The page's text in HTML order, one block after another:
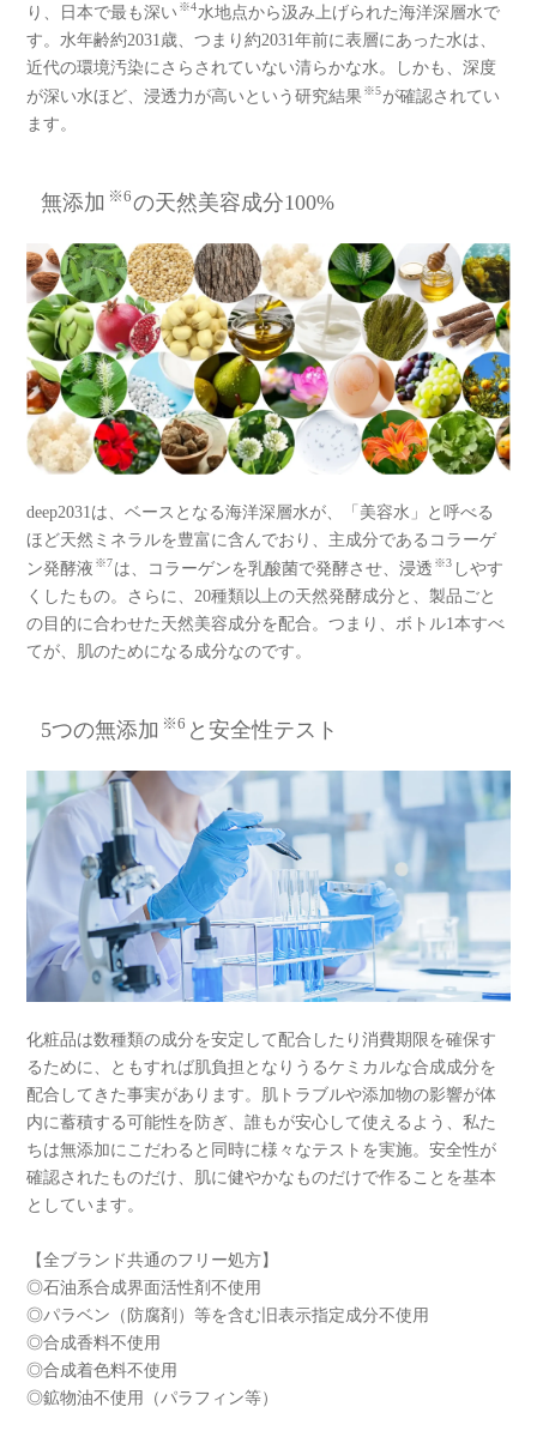
り、日本で最も深い ※4水地点から汲み上げられた海洋深層水で
す。水年齢約2031歳、つまり約2031年前に表層にあった水は、
近代の環境汚染にさらされていない清らかな水。しかも、深度
が深い水ほど、浸透力が高いという研究結果 ※5が確認されてい
ます。
無添加 ※6の天然美容成分100%
deep2031は、ベースとなる海洋深層水が、「美容水」と呼べる
ほど天然ミネラルを豊富に含んでおり、主成分であるコラーゲ
ン発酵液 ※7は、コラーゲンを乳酸菌で発酵させ、浸透 ※3 しやす
くしたもの。さらに、20種類以上の天然発酵成分と、製品ごと
の目的に合わせた天然美容成分を配合。つまり、ボトル1本すべ
てが、肌のためになる成分なのです。
5つの無添加 ※6 と安全性テスト
化粧品は数種類の成分を安定して配合したり消費期限を確保す
るために、ともすれば肌負担となりうるケミカルな合成成分を
配合してきた事実があります。肌トラブルや添加物の影響が体
内に蓄積する可能性を防ぎ、誰もが安心して使えるよう、私た
ちは無添加にこだわると同時に様々なテストを実施。安全性が
確認されたものだけ、肌に健やかなものだけで作ることを基本
としています。
【全ブランド共通のフリー処方】
◎石油系合成界面活性剤不使用
◎パラベン（防腐剤）等を含む旧表示指定成分不使用
◎合成香料不使用
◎合成着色料不使用
◎鉱物油不使用（パラフィン等）